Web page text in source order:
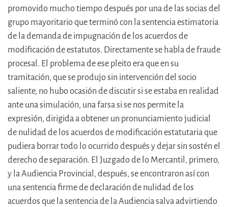
promovido mucho tiempo después por una de las socias del
grupo mayoritario que terminó con la sentencia estimatoria
de la demanda de impugnación de los acuerdos de
modificación de estatutos. Directamente se habla de fraude
procesal. El problema de ese pleito era que en su
tramitación, que se produjo sin intervención del socio
saliente, no hubo ocasión de discutir si se estaba en realidad
ante una simulación, una farsa si se nos permite la
expresión, dirigida a obtener un pronunciamiento judicial
de nulidad de los acuerdos de modificación estatutaria que
pudiera borrar todo lo ocurrido después y dejar sin sostén el
derecho de separación. El Juzgado de lo Mercantil, primero,
y la Audiencia Provincial, después, se encontraron así con
una sentencia firme de declaración de nulidad de los
acuerdos que la sentencia de la Audiencia salva advirtiendo